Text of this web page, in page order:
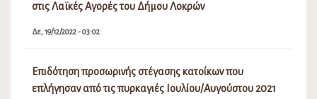
στις Λαϊκές Αγορές του Δήμου Λοκρών
Δε, 19/12/2022 - 03:02
Επιδότηση προσωρινής στέγασης κατοίκων που
επλήγησαν από τις πυρκαγιές Ιουλίου/Αυγούστου 2021